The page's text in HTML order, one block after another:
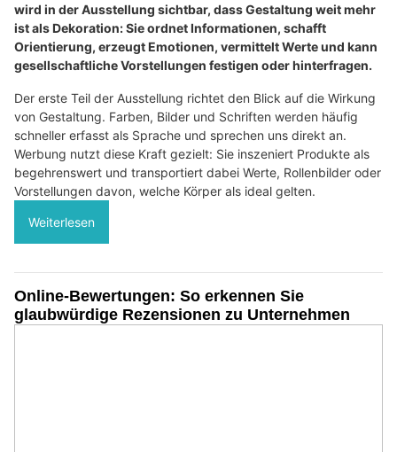
wird in der Ausstellung sichtbar, dass Gestaltung weit mehr
ist als Dekoration: Sie ordnet Informationen, schafft
Orientierung, erzeugt Emotionen, vermittelt Werte und kann
gesellschaftliche Vorstellungen festigen oder hinterfragen.
Der erste Teil der Ausstellung richtet den Blick auf die Wirkung
von Gestaltung. Farben, Bilder und Schriften werden häufig
schneller erfasst als Sprache und sprechen uns direkt an.
Werbung nutzt diese Kraft gezielt: Sie inszeniert Produkte als
begehrenswert und transportiert dabei Werte, Rollenbilder oder
Vorstellungen davon, welche Körper als ideal gelten.
Weiterlesen
Online-Bewertungen: So erkennen Sie
glaubwürdige Rezensionen zu Unternehmen